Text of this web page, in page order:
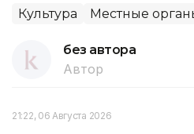
Культура Местные
без автора
Автор
21:22, 06 Августа 2026